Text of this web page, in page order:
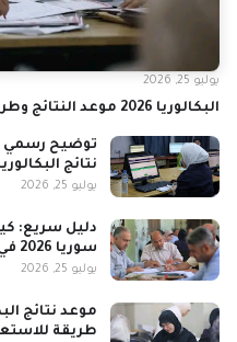
البكالوريا 2026 موعد النتائج وطريقة الاستعلام
يوليو 25, 2026
توضيح رسمي
نتائج
يوليو 25, 2026
دليل سريع:
سوريا 2026 في موعدها المحدد عبر التطبيق؟
يوليو 25, 2026
طريقة